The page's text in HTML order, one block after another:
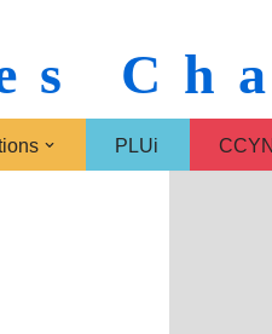
PLUi CCYN